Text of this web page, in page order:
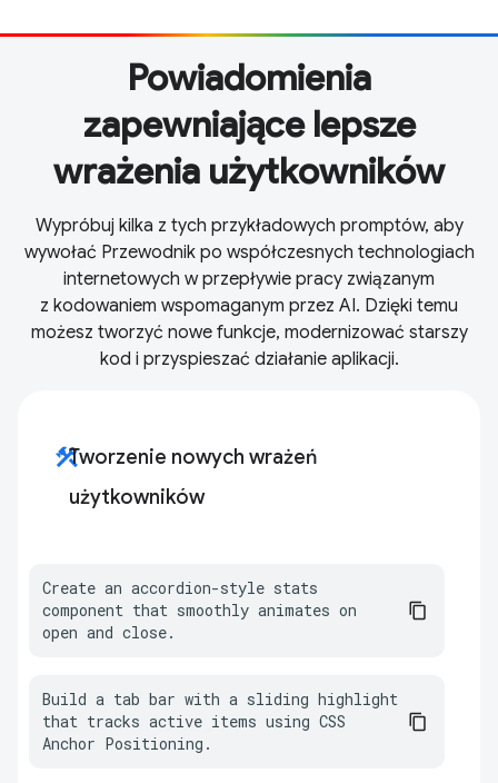
Powiadomienia
zapewniające lepsze
wrażenia użytkowników
Wypróbuj kilka z tych przykładowych promptów, aby
wywołać Przewodnik po współczesnych technologiach
internetowych w przepływie pracy związanym
z kodowaniem wspomaganym przez AI. Dzięki temu
możesz tworzyć nowe funkcje, modernizować starszy
kod i przyspieszać działanie aplikacji.
constructionTworzenie nowych wrażeń
użytkowników
Create an accordion-style stats
component that smoothly animates on
open and close.
Build a tab bar with a sliding highlight
that tracks active items using CSS
Anchor Positioning.